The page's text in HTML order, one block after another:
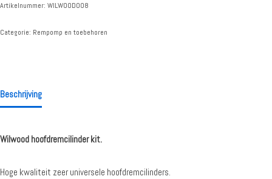
Artikelnummer: WILWOOD008
Categorie: Rempomp en toebehoren
Beschrijving
Wilwood hoofdremcilinder kit.
Hoge kwaliteit zeer universele hoofdremcilinders.